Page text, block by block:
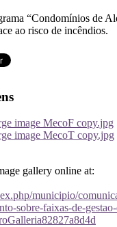
“Condomínios de
ao risco de incêndios.
gallery online at:
municipio/
sobre-faixas-de-